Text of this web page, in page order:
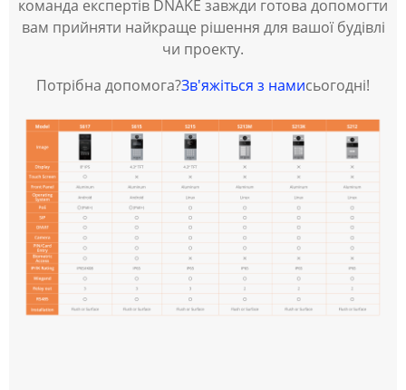
команда експертів DNAKE завжди готова допомогти
вам прийняти найкраще рішення для вашої будівлі
чи проекту.
Потрібна допомога?Зв'яжіться з намисьогодні!